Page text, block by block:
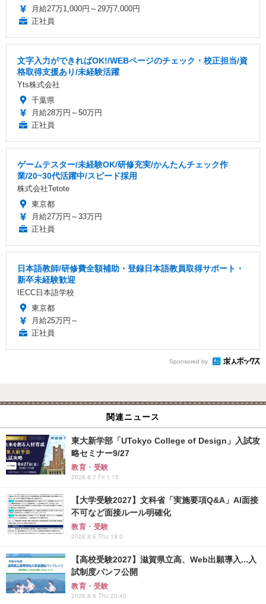
月給27万1,000円～29万7,000円
正社員
文字入力ができればOK!/WEBページのチェック・校正担当/資
格取得支援あり/未経験活躍
Yts株式会社
千葉県
月給28万円～50万円
正社員
ゲームテスター/未経験OK/研修充実/かんたんチェック作
業/20~30代活躍中/スピード採用
株式会社Tetote
東京都
月給27万円～33万円
正社員
日本語教師/研修費全額補助・登録日本語教員取得サポート・
新卒未経験歓迎
IECC日本語学校
東京都
月給25万円～
正社員
Sponsored by
関連ニュース
東大新学部「UTokyo College of Design」入試攻
略セミナー9/27
教育・受験
2026.8.7 Fri 1:15
【大学受験2027】文科省「実施要項Q&A」AI面接
不可など面接ルール明確化
教育・受験
2026.8.6 Thu 19:0
【高校受験2027】滋賀県立高、Web出願導入...入
試制度パンフ公開
教育・受験
2026.8.6 Thu 20:45